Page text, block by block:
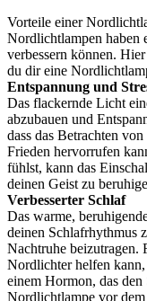
Vorteile einer
Nordlichtlampen haben
verbessern können.
du dir eine
Entspannung und
Das flackernde Licht
abzubauen und
dass das Betrachten
Frieden hervorrufen
fühlst, kann das
deinen Geist zu
Verbesserter Schlaf
Das warme,
deinen Schlafrhythmus
Nachtruhe beizutragen.
Nordlichter helfen
einem Hormon, das
Nordlichtlampe vor